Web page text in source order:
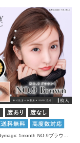
secret candymagic 1month NO.9ブラウン 度あり 度なし 1枚入り×2箱 計2枚 シークレットキャンディーマジック カラコン